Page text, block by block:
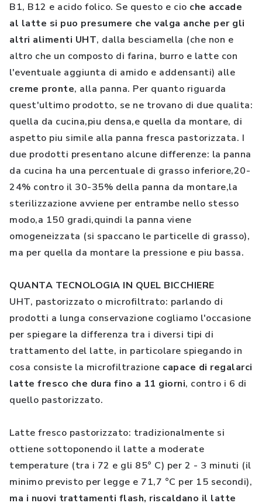
B1, B12 e acido folico. Se questo e cio che accade
al latte si puo presumere che valga anche per gli
altri alimenti UHT, dalla besciamella (che non e
altro che un composto di farina, burro e latte con
l'eventuale aggiunta di amido e addensanti) alle
creme pronte, alla panna. Per quanto riguarda
quest'ultimo prodotto, se ne trovano di due qualita:
quella da cucina,piu densa,e quella da montare, di
aspetto piu simile alla panna fresca pastorizzata. I
due prodotti presentano alcune differenze: la panna
da cucina ha una percentuale di grasso inferiore,20-
24% contro il 30-35% della panna da montare,la
sterilizzazione avviene per entrambe nello stesso
modo,a 150 gradi,quindi la panna viene
omogeneizzata (si spaccano le particelle di grasso),
ma per quella da montare la pressione e piu bassa.
QUANTA TECNOLOGIA IN QUEL BICCHIERE
UHT, pastorizzato o microfiltrato: parlando di
prodotti a lunga conservazione cogliamo l'occasione
per spiegare la differenza tra i diversi tipi di
trattamento del latte, in particolare spiegando in
cosa consiste la microfiltrazione capace di regalarci
latte fresco che dura fino a 11 giorni, contro i 6 di
quello pastorizzato.
Latte fresco pastorizzato: tradizionalmente si
ottiene sottoponendo il latte a moderate
temperature (tra i 72 e gli 85° C) per 2 - 3 minuti (il
minimo previsto per legge e 71,7 °C per 15 secondi),
ma i nuovi trattamenti flash, riscaldano il latte